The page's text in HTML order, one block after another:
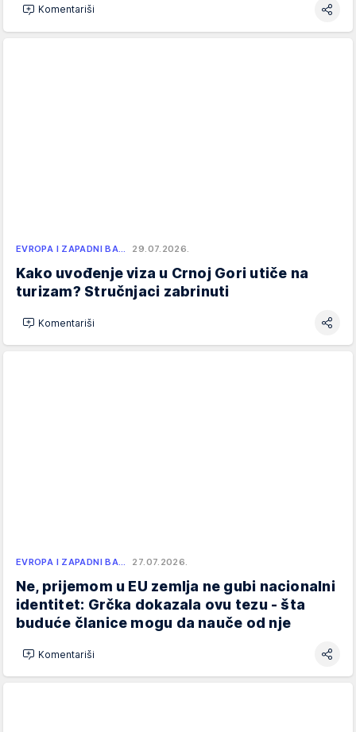
Komentariši
EVROPA I ZAPADNI BA… 29.07.2026.
Kako uvođenje viza u Crnoj Gori utiče na
turizam? Stručnjaci zabrinuti
Komentariši
EVROPA I ZAPADNI BA… 27.07.2026.
Ne, prijemom u EU zemlja ne gubi nacionalni
identitet: Grčka dokazala ovu tezu - šta
buduće članice mogu da nauče od nje
Komentariši